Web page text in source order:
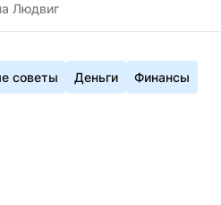
Людвиг
советы Деньги Финансы